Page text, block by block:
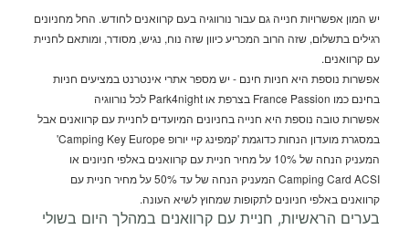
יש המון אפשרויות חנייה גם עבור נורווגיה בעם קרוואנים לחודש. החל מחניונים
רגילים בתשלום, שזה הרוב המכריע כיוון שזה נוח, נגיש, מסודר, ומותאם לחניית
עם קרוואנים.
אפשרות נוספת היא חניות חינם - יש מספר אתרי אינטרנט במציעים חניות
בחינם כמו France Passion בצרפת או Park4night לכל נורווגיה
אפשרות טובה נוספת היא חנייה בחניונים המיועדים לחניית עם קרוואנים אבל
במסגרת מועדון הנחות כדוגמת 'קמפינג קיי יורופ Camping Key Europe'
המעניק הנחה של 10% על מחיר חניית עם קרוואנים באלפי חניונים או
Camping Card ACSI המעניק הנחה של עד 50% על מחיר חניית עם
קרוואנים באלפי חניונים לתקופות שמחוץ לשיא העונה.
בערים הראשיות, חניית עם קרוואנים במהלך היום בשולי